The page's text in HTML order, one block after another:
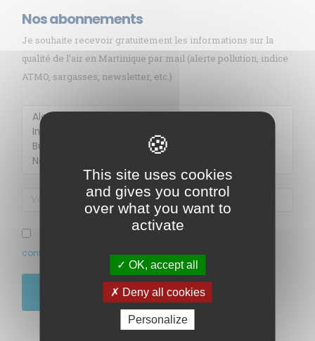
Nos abonnements
Je souhaite recevoir gratuitement les informations sur la
qualité de l’air en Martinique par mail (alerte pollution, indice
ATMO, sargasses, newsletter, etc.)
confidentialité de ce site
JE M'ABONNE
Membre de Agréé par
Accueil
This site uses cookies
and gives you control
over what you want to
activate
OK, accept all
Deny all cookies
Personalize